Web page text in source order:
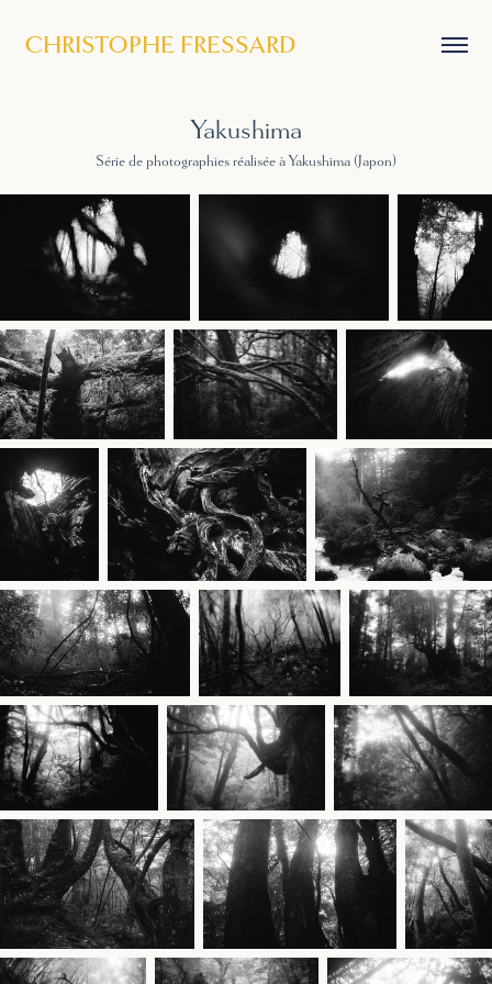
CHRISTOPHE FRESSARD
Yakushima
Série de photographies réalisée à Yakushima (Japon)